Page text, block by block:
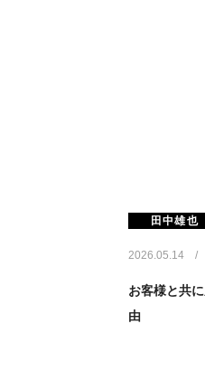
田中雄也
2026.05.14 /
お客様と共
由